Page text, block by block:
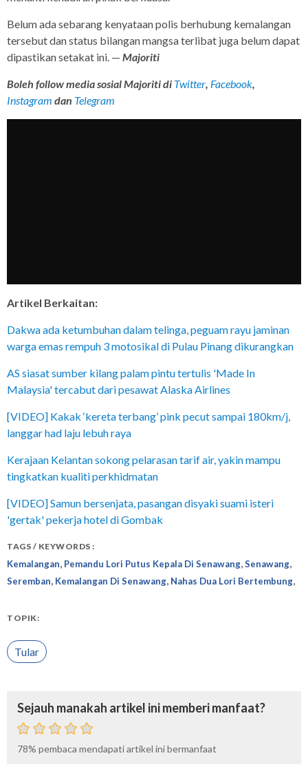
Belum ada sebarang kenyataan polis berhubung kemalangan
tersebut dan status bilangan mangsa terlibat juga belum dapat
dipastikan setakat ini. — Majoriti
Boleh follow media sosial Majoriti di Twitter Facebook
Instagram dan Telegram
Artikel Berkaitan:
Dakwa ada ketumbuhan dalam telinga, peguam rayu jaminan
warga emas rempuh 3 motosikal di Pulau Pinang dikurangkan
AS siasat sumber kilang palam pintu tertulis 'Made In
Malaysia' tercabut dari pesawat Alaska Airlines
[VIDEO] Kakak ‘kereta terbang’ pink pecut sampai 180km/j,
langgar had laju lebuh raya
Kerajaan Kelantan sokong pelarasan tarif air, yakin mampu
tingkatkan kualiti perkhidmatan
[VIDEO] Samun bersenjata, pasangan disyaki suami isteri
'gertak' pekerja hotel di Gombak
TAGS / KEYWORDS :
Kemalangan, Pemandu Lori Putus Kepala Di Senawang,Senawang,
Seremban, Kemalangan Di Senawang, Nahas Dua Lori Bertembung,
TOPIK:
Tular
Sejauh manakah artikel ini memberi manfaat?
78% pembaca mendapati artikel ini bermanfaat